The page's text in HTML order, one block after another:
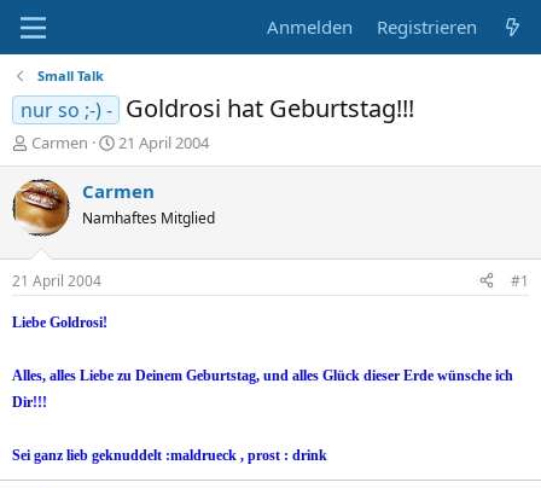
Anmelden Registrieren
Small Talk
nur so ;-) - Goldrosi hat Geburtstag!!!
E
r
s
t
e
e
r
Carmen
E
r
s
e
t
21 April 2004
Carmen
Namhaftes Mitglied
21 April 2004 #1
Liebe Goldrosi!
Alles, alles Liebe zu Deinem Geburtstag, und alles Glück dieser Erde wünsche ich
Dir!!!
Sei ganz lieb geknuddelt :maldrueck , prost : drink